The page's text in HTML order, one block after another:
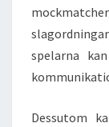
spelarna
Dessutom